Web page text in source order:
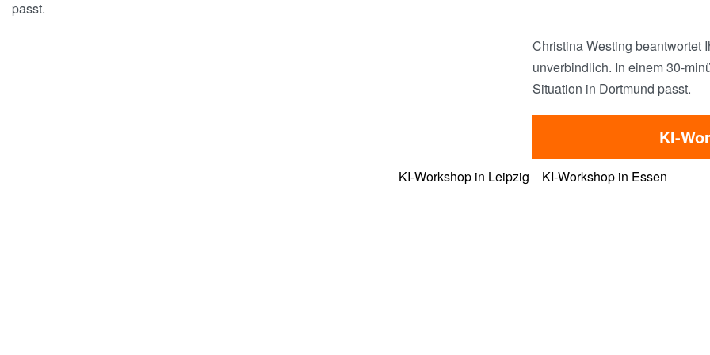
passt.
Christina Westing beantwortet
unverbindlich. In einem 30-
Situation in Dortmund passt.
KI-
KI-Workshop in Leipzig KI-Workshop in Essen